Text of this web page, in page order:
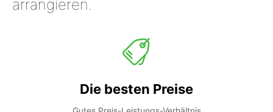
arrangieren.
Die besten Preise